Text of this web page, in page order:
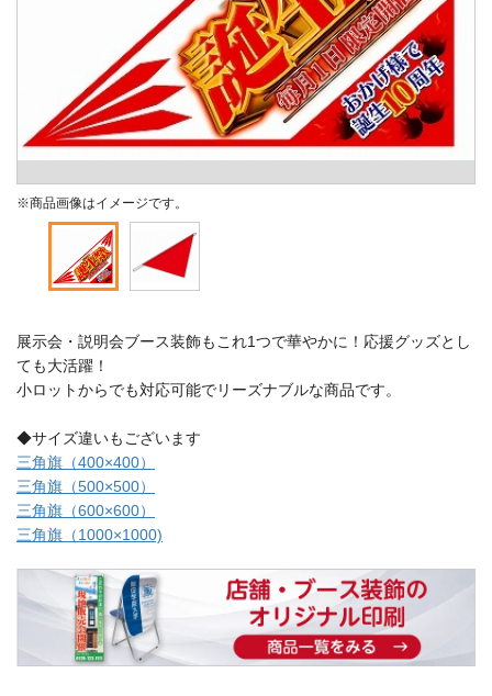
※商品画像はイメージです。
展示会・説明会ブース装飾もこれ1つで華やかに！応援グッズとし
ても大活躍！
小ロットからでも対応可能でリーズナブルな商品です。
◆サイズ違いもございます
三角旗（400×400）
三角旗（500×500）
三角旗（600×600）
三角旗（1000×1000)